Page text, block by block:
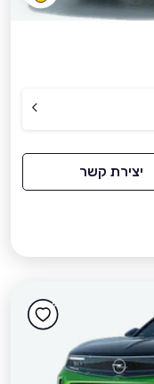
יצירת קשר